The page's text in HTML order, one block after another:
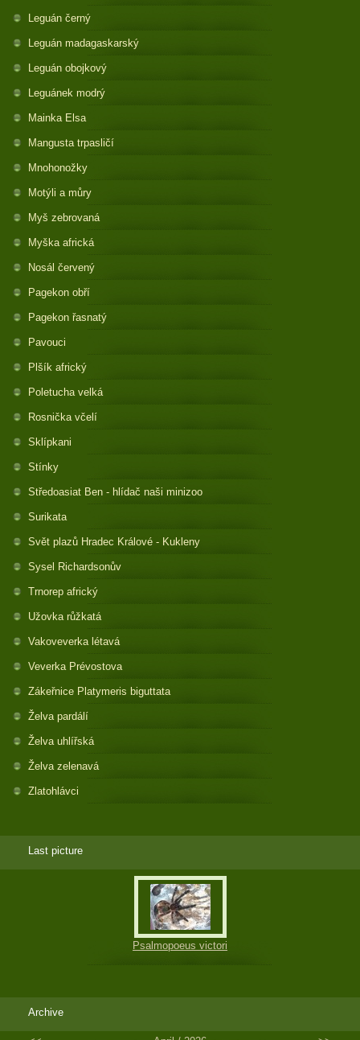
Leguán černý
Leguán madagaskarský
Leguán obojkový
Leguánek modrý
Mainka Elsa
Mangusta trpasličí
Mnohonožky
Motýli a můry
Myš zebrovaná
Myška africká
Nosál červený
Pagekon obří
Pagekon řasnatý
Pavouci
Plšík africký
Poletucha velká
Rosnička včelí
Sklípkani
Stínky
Středoasiat Ben - hlídač naši minizoo
Surikata
Svět plazů Hradec Králové - Kukleny
Sysel Richardsonův
Trnorep africký
Užovka růžkatá
Vakoveverka létavá
Veverka Prévostova
Zákeřnice Platymeris biguttata
Želva pardálí
Želva uhlířská
Želva zelenavá
Zlatohlávci
Last picture
Psalmopoeus victori
Archive